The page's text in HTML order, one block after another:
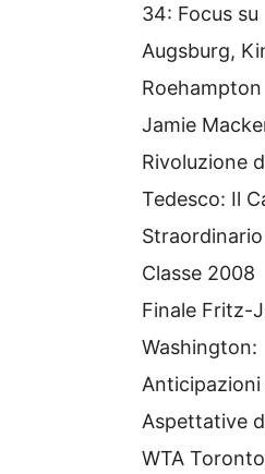
34: Focus su
Augsburg,
Roehampton
Jamie
Rivoluzione
Tedesco: Il
Classe 2008
Finale Fritz-
Washington:
Anticipazioni
Aspettative
WTA